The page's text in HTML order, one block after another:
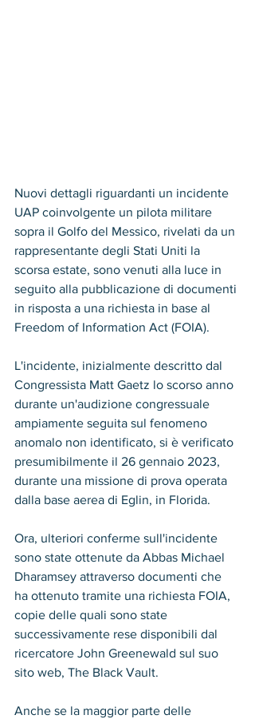
Nuovi dettagli riguardanti un incidente
UAP coinvolgente un pilota militare
sopra il Golfo del Messico, rivelati da un
rappresentante degli Stati Uniti la
scorsa estate, sono venuti alla luce in
seguito alla pubblicazione di documenti
in risposta a una richiesta in base al
Freedom of Information Act (FOIA).
L'incidente, inizialmente descritto dal
Congressista Matt Gaetz lo scorso anno
durante un'audizione congressuale
ampiamente seguita sul fenomeno
anomalo non identificato, si è verificato
presumibilmente il 26 gennaio 2023,
durante una missione di prova operata
dalla base aerea di Eglin, in Florida.
Ora, ulteriori conferme sull'incidente
sono state ottenute da Abbas Michael
Dharamsey attraverso documenti che
ha ottenuto tramite una richiesta FOIA,
copie delle quali sono state
successivamente rese disponibili dal
ricercatore John Greenewald sul suo
sito web, The Black Vault.
Anche se la maggior parte delle